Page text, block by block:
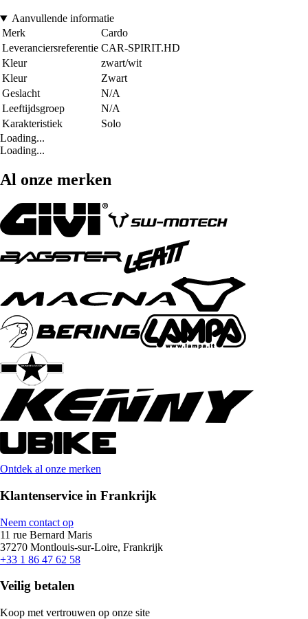
Aanvullende informatie
Merk
Cardo
Leveranciersreferentie CAR-SPIRIT.HD
Kleur
zwart/wit
Kleur
Zwart
Geslacht
N/A
Leeftijdsgroep
N/A
Karakteristiek
Solo
Loading...
Loading...
Al onze merken
Ontdek al onze merken
Klantenservice in Frankrijk
Neem contact op
11 rue Bernard Maris
37270 Montlouis-sur-Loire, Frankrijk
+33 1 86 47 62 58
Veilig betalen
Koop met vertrouwen op onze site